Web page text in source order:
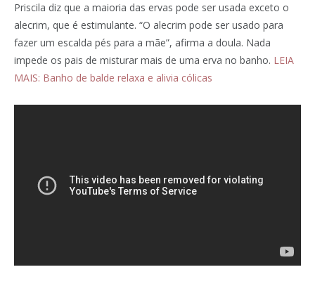
Priscila diz que a maioria das ervas pode ser usada exceto o
alecrim, que é estimulante. “O alecrim pode ser usado para
fazer um escalda pés para a mãe”, afirma a doula. Nada
impede os pais de misturar mais de uma erva no banho. LEIA
MAIS: Banho de balde relaxa e alivia cólicas